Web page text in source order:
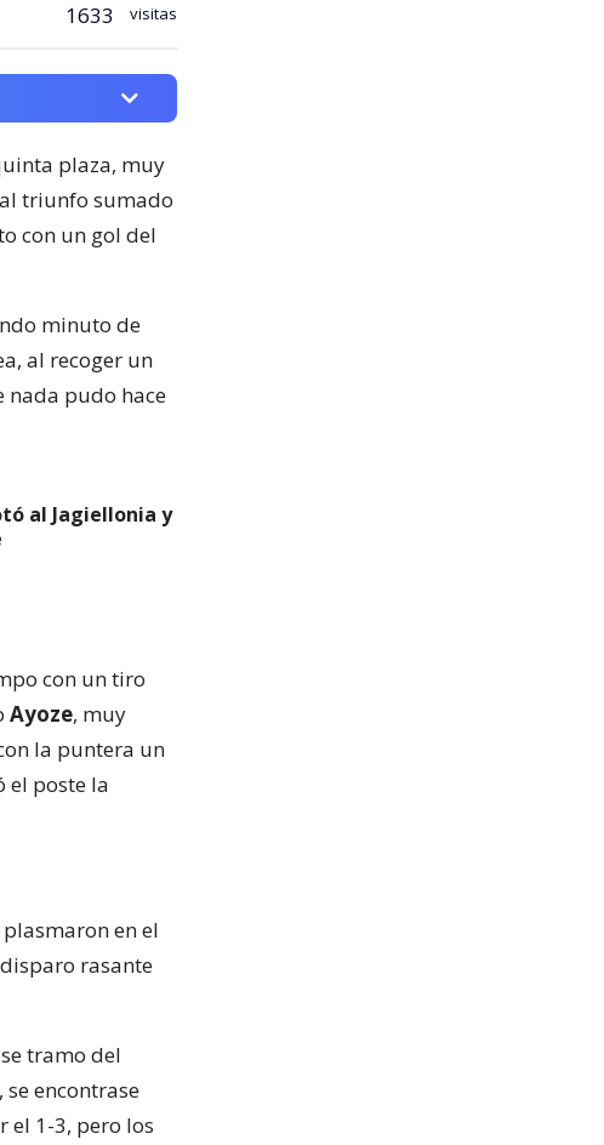
1633 visitas
plaza, muy
triunfo sumado
con un gol del
minuto de
al recoger un
nada pudo hace
al Jagiellonia y
con un tiro
Ayoze, muy
la puntera un
el poste la
plasmaron en el
rasante
tramo del
encontrase
el 1-3, pero los